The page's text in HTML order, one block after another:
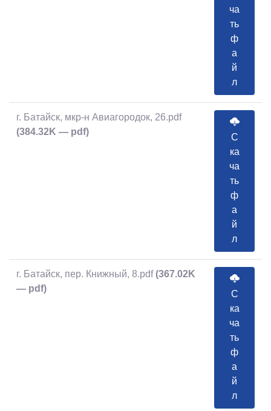
ча
ть
ф
а
й
л
г. Батайск, мкр-н Авиагородок, 26.pdf
(384.32K — pdf)
С
ка
ча
ть
ф
а
й
л
г. Батайск, пер. Книжный, 8.pdf (367.02K
— pdf)
С
ка
ча
ть
ф
а
й
л